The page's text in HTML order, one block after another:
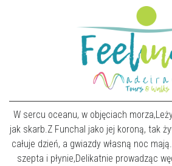
W sercu oceanu, w objęciach
jak skarb.Z Funchal jako jej koroną, tak
całuje dzień, a gwiazdy własną noc
szepta i płynie,Delikatnie prowadząc